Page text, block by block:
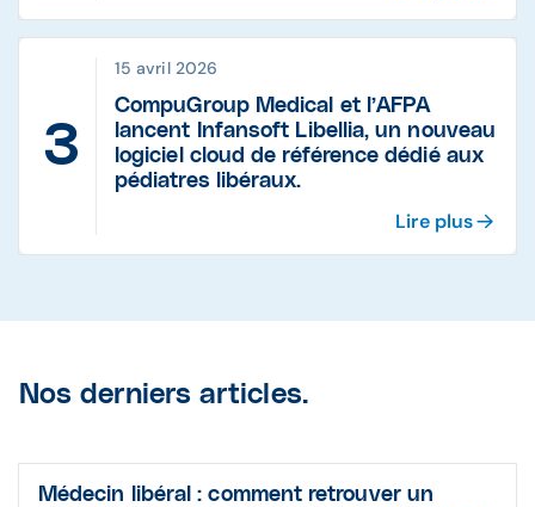
CompuGroup Medical et l’AFPA
lancent Infansoft Libellia, un nouveau
logiciel cloud de référence dédié aux
pédiatres libéraux.
15 avril 2026
Lire plus
Nos derniers articles.
Médecin libéral : comment retrouver un